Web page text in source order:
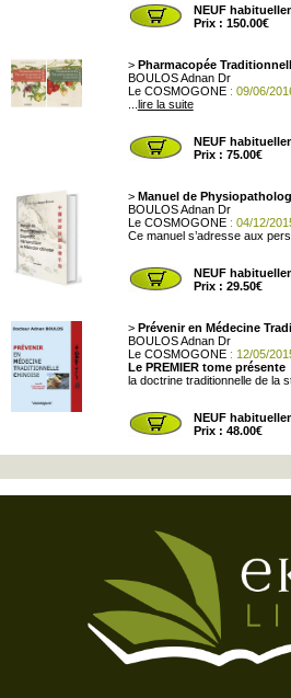
NEUF
Prix : 150.00€
> Pharmacopée
BOULOS Adnan Dr
Le COSMOGONE: 09/06/
lire la suite
NEUF
Prix : 75.00€
> Manuel de
BOULOS Adnan Dr
Le COSMOGONE: 04/12/
Ce manuel s’adresse aux
NEUF
Prix : 29.50€
> Prévenir en Médecine
BOULOS Adnan Dr
Le COSMOGONE: 12/05/
Le PREMIER tome présente
la doctrine traditionnelle de la
NEUF
Prix : 48.00€